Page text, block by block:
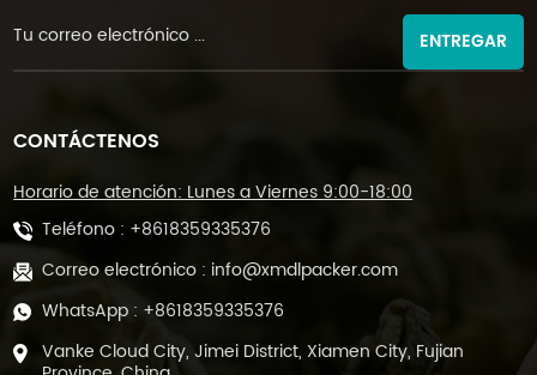
ENTREGAR
CONTÁCTENOS
Horario de atención: Lunes a Viernes 9:00-18:00
Teléfono : +8618359335376
Correo electrónico : info@xmdlpacker.com
WhatsApp : +8618359335376
Vanke Cloud City, Jimei District, Xiamen City, Fujian